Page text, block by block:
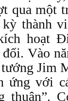
qua một
thành
hoạt
Vào
Jim
ứng với
thuận”.